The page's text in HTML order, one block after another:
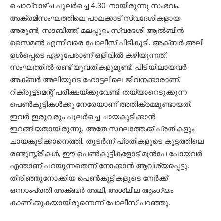
ചൊവ്വാഴ്ച പുലർച്ചെ 4.30-നായിരുന്നു സംഭവം.
അക്രമിസംഘത്തിലെ പാലക്കാട് സ്വദേശികളായ
അരുൺ, സാബിത്ത്, മലപ്പുറം സ്വദേശി ആൽബിൻ
സൈമൺ എന്നിവരെ പോലീസ് പിടികൂടി. അക്ബർ അലി
ഉൾപ്പെടെ ഏഴുപേരാണ് ഒളിവിൽ കഴിയുന്നത്.
സംഘത്തിൽ രണ്ട് യുവതികളുമുണ്ട്. പിടിയിലായവർ
അക്ബർ അലിയുടെ ഹോട്ടലിലെ ജീവനക്കാരാണ്.
റിക്രൂട്ട്മെന്റ് പരീക്ഷയ്ക്കുവേണ്ടി തയ്യാറെടുക്കുന്ന
പെൺകുട്ടികൾക്കു നേരേയാണ് അതിക്രമമുണ്ടായത്.
ഇവർ ഇരുവരും പുലർച്ചെ ചായകുടിക്കാൻ
ഇറങ്ങിയതായിരുന്നു. അതേ സ്ഥലത്തേക്ക് പ്രതികളും
ചായകുടിക്കാനെത്തി. തുടർന്ന് പ്രതികളുടെ കൂട്ടത്തിലെ
രണ്ടുസ്ത്രീകൾ, ഈ പെൺകുട്ടികളോട് മുൻപേ പോയവർ
എന്താണ് പറയുന്നതെന്ന് നോക്കാൻ ആവശ്യപ്പെട്ടു.
തിരിഞ്ഞുനോക്കിയ പെൺകുട്ടികളുടെ നേർക്ക്
ഒന്നാംപ്രതി അക്ബർ അലി, അശ്ലീല ആംഗ്യം
കാണിക്കുകയായിരുന്നെന്ന് പോലീസ് പറഞ്ഞു.